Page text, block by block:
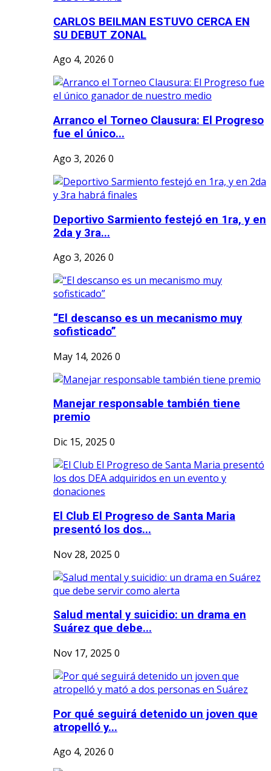
CARLOS BEILMAN ESTUVO CERCA EN
SU DEBUT ZONAL
Ago 4, 2026 0
Arranco el Torneo Clausura: El Progreso
fue el único...
Ago 3, 2026 0
Deportivo Sarmiento festejó en 1ra, y en
2da y 3ra...
Ago 3, 2026 0
“El descanso es un mecanismo muy
sofisticado”
May 14, 2026 0
Manejar responsable también tiene
premio
Dic 15, 2025 0
El Club El Progreso de Santa Maria
presentó los dos...
Nov 28, 2025 0
Salud mental y suicidio: un drama en
Suárez que debe...
Nov 17, 2025 0
Por qué seguirá detenido un joven que
atropelló y...
Ago 4, 2026 0